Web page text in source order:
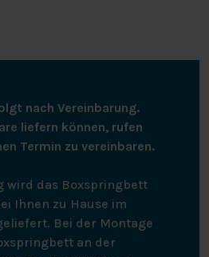
und enthält daher
nach Vereinbarung.
liefern können, rufen
Termin zu vereinbaren.
wird das Boxspringbett
Ihnen zu Hause im
Bei der Montage
an der